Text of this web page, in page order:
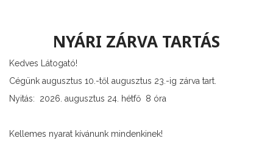
NYÁRI ZÁRVA TARTÁS
Kedves Látogató!
Cégünk augusztus 10.-től augusztus 23.-ig zárva tart.
Nyitás: 2026. augusztus 24. hétfő 8 óra
Kellemes nyarat kívánunk mindenkinek!